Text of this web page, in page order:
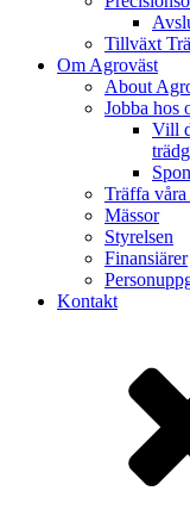
Tillväxt
Om Agroväst
About
Jobba hos
Vill
Träffa våra
Mässor
Styrelsen
Finansiärer
Kontakt